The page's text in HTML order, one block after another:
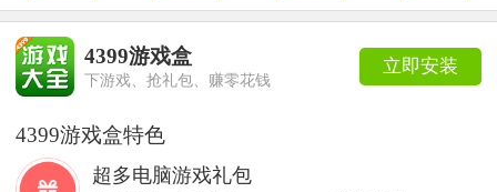
立即安装
4399游戏盒
下游戏、抢礼包、赚零花钱
4399游戏盒特色
超多电脑游戏礼包